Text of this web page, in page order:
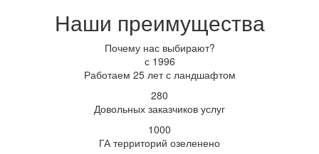
Наши преимущества
Почему нас выбирают?
с 1996
Работаем 25 лет с ландшафтом
280
Довольных заказчиков услуг
1000
ГА территорий озеленено